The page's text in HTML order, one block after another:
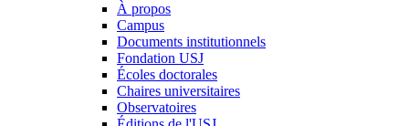
À propos
Campus
Documents institutionnels
Fondation USJ
Écoles doctorales
Chaires universitaires
Observatoires